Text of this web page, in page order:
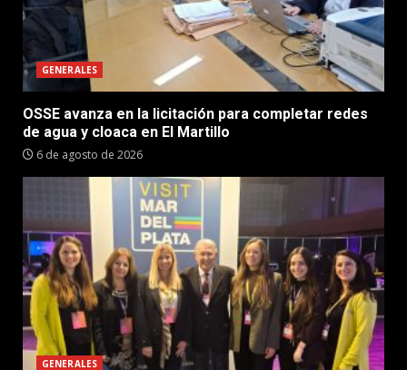
GENERALES
OSSE avanza en la licitación para completar redes
de agua y cloaca en El Martillo
6 de agosto de 2026
GENERALES